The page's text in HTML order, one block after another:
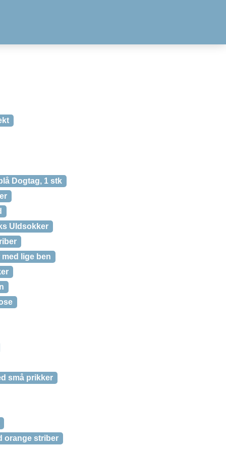
Dogtag, 1 stk
Uldsokker
lige ben
små prikker
orange striber